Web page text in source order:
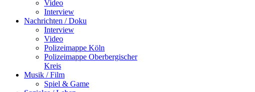
Video
Interview
Nachrichten / Doku
Interview
Video
Polizeimappe Köln
Polizeimappe Oberbergischer
Kreis
Musik / Film
Spiel & Game